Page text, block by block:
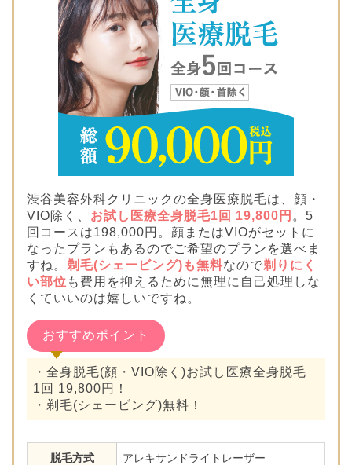
渋谷美容外科クリニックの全身医療脱毛は、顔・
VIO除く、 お試し医療全身脱毛1回 19,800円 。5
回コースは198,000円。顔またはVIOがセットに
なったプランもあるのでご希望のプランを選べま
すね。 剃毛(シェービング)も無料なので剃りにく
い部位 も費用を抑えるために無理に自己処理しな
くていいのは嬉しいですね。
おすすめポイント
・全身脱毛(顔・VIO除く)お試し医療全身脱毛
1回 19,800円！
・剃毛(シェービング)無料！
脱毛方式 アレキサンドライトレーザー